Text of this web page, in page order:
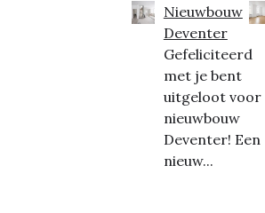
Nieuwbouw
Deventer
Gefeliciteerd
met je bent
uitgeloot voor
nieuwbouw
Deventer! Een
nieuw...